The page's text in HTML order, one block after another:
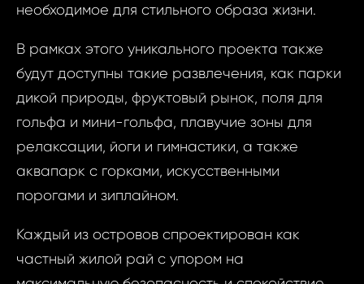
необходимое для стильного образа жизни.
В рамках этого уникального проекта также
будут доступны такие развлечения, как парки
дикой природы, фруктовый рынок, поля для
гольфа и мини-гольфа, плавучие зоны для
релаксации, йоги и гимнастики, а также
аквапарк с горками, искусственными
порогами и зиплайном.
Каждый из островов спроектирован как
частный жилой рай с упором на